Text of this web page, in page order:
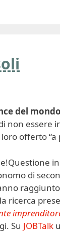
del
non essere
offerto “a
Questione
di
ricerca
Su JOBTalk